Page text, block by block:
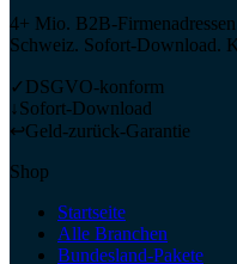
4+ Mio. B2B-
Schweiz. Sofort-Download.
✓ DSGVO-konform
↓Sofort-Download
↩Geld-zurück-Garantie
Shop
Startseite
Alle Branchen
Bundesland-Pakete